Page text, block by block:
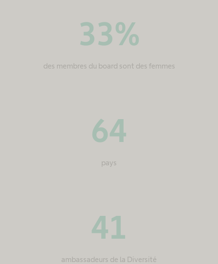
33%
des membres du board sont des femmes
64
pays
41
ambassadeurs de la Diversité